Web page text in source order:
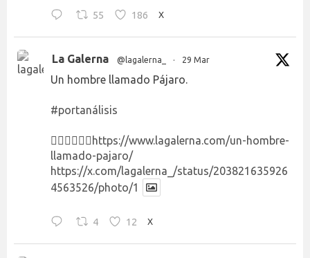
55 186 X
La Galerna @lagalerna_ · 29 Mar
Un hombre llamado Pájaro.
#portanálisis
👉🏻👉🏻👉🏻 https://www.lagalerna.com/un-hombre-
llamado-pajaro/
https://x.com/lagalerna_/status/203821635926
4563526/photo/1
4 12 X